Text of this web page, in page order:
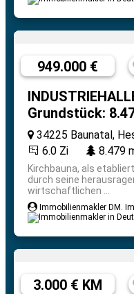
949.000 €
Grundstück:
34225 Baunatal,
6.0 Zi
8.479
Kirchbauna, als
durch seine
wirtschaftlichen ...
Immobilienmakler DM.
3.000 € KM